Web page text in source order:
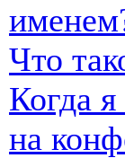
Что
Когда
на